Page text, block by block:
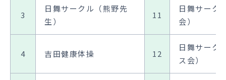
3
日舞サークル（熊野先
生）
11
日舞サーク
会）
4 吉田健康体操 12
日舞サーク
ス会）